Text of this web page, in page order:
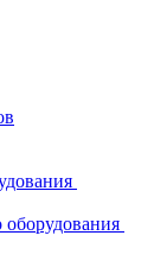
оборудования